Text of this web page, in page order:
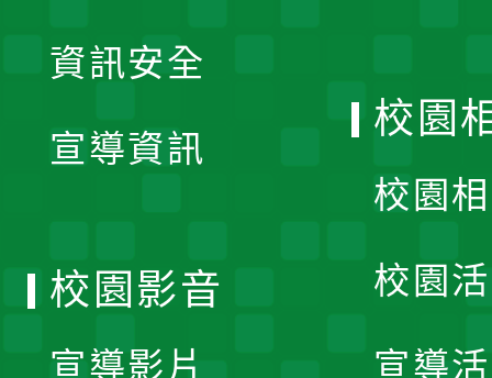
資訊安全
宣導資訊
校園
校園
校園
宣導
校園影音
宣導影片